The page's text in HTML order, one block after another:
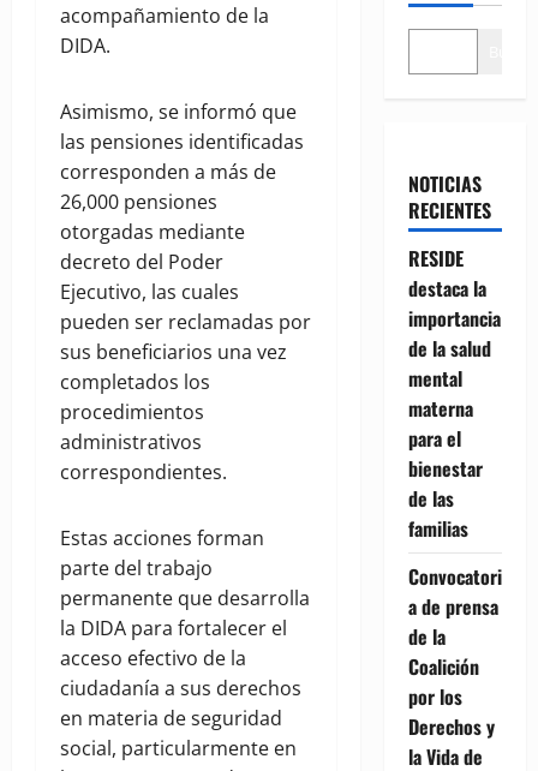
acompañamiento de la
DIDA.
Asimismo, se informó que
las pensiones identificadas
corresponden a más de
26,000 pensiones
otorgadas mediante
decreto del Poder
Ejecutivo, las cuales
pueden ser reclamadas por
sus beneficiarios una vez
completados los
procedimientos
administrativos
correspondientes.
Estas acciones forman
parte del trabajo
permanente que desarrolla
la DIDA para fortalecer el
acceso efectivo de la
ciudadanía a sus derechos
en materia de seguridad
social, particularmente en
NOTICIAS
RECIENTES
RESIDE
destaca la
importancia
de la salud
mental
materna
para el
bienestar
de las
familias
Convocatori
a de prensa
de la
Coalición
por los
Derechos y
la Vida de